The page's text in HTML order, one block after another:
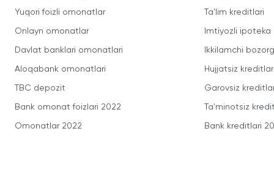
Yuqori foizli omonatlar
Onlayn omonatlar
Davlat banklari omonatlari
Aloqabank omonatlari
TBC depozit
Bank omonat foizlari 2022
Omonatlar 2022
Ta'lim kreditlari
Imtiyozli ipoteka
Ikkilamchi
Hujjatsiz kreditlar
Garovsiz
Ta'minotsiz
Bank kreditlari